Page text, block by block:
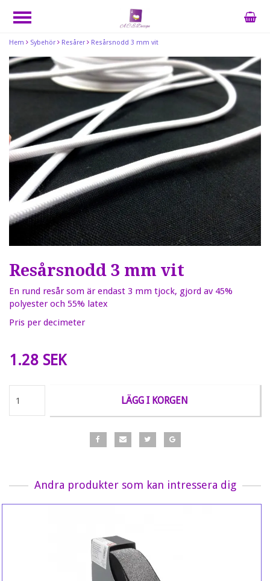
Hem Sybehör Resårer Resårsnodd 3 mm vit
Resårsnodd 3 mm vit
En rund resår som är endast 3 mm tjock, gjord av 45%
polyester och 55% latex
Pris per decimeter
1.28 SEK
LÄGG I KORGEN
Andra produkter som kan intressera dig